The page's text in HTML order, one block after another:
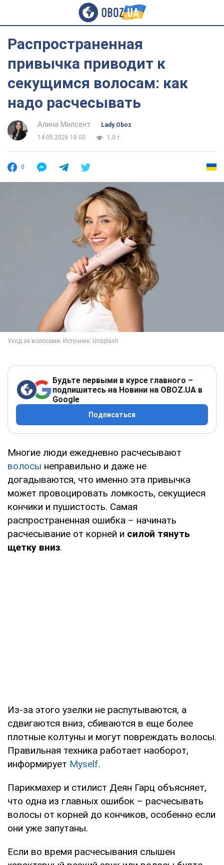
Распространенная
привычка приводит к
секущимся волосам: как
надо расчесывать
Алина Милсент
Lady Oboz
14.05.2026 18:00
1,0 т.
0
Будьте первыми в курсе главного –
подпишитесь на Новини на OBOZ.UA в
Google
Подписаться
Многие люди ежедневно расчесывают
волосы неправильно и даже не
догадываются, что именно эта привычка
может провоцировать ломкость, секущиеся
кончики и пушистость. Самая
распространенная ошибка – начинать
расчесывание от корней и силой тянуть
щетку вниз.
Из-за этого узелки не распутываются, а
сдвигаются вниз, сбиваются в еще более
плотные колтуны и могут повреждать волосы.
Правильная техника работает наоборот,
информирует Myself.
Парикмахер и стилист Деян Гарц объясняет,
что одна из главных ошибок – расчесывать
волосы от корней до кончиков, особенно если
они уже запутаны.
Если во время расчесывания слышен